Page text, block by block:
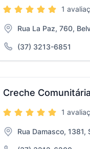
1
Rua La Paz, 760,
(37) 3213-6851
Creche Comunitária
1
Rua Damasco, 1381,